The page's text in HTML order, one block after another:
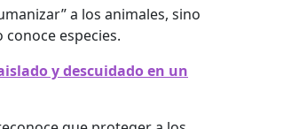
a los animales, sino
especies.
y descuidado en un